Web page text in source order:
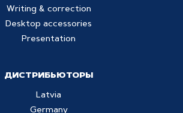
Writing & correction
Desktop accessories
Presentation
ДИСТРИБЬЮТОРЫ
Latvia
Germany